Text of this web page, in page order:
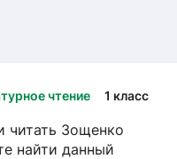
чтение 1 класс
читать Зощенко
найти данный